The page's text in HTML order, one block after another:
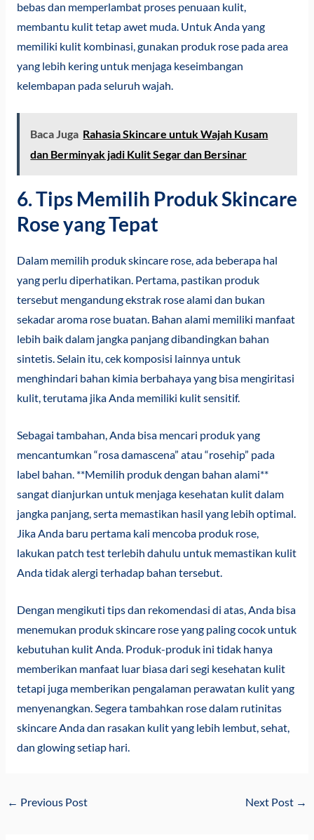
bebas dan memperlambat proses penuaan kulit,
membantu kulit tetap awet muda. Untuk Anda yang
memiliki kulit kombinasi, gunakan produk rose pada area
yang lebih kering untuk menjaga keseimbangan
kelembapan pada seluruh wajah.
Baca Juga Rahasia Skincare untuk Wajah Kusam
dan Berminyak jadi Kulit Segar dan Bersinar
6. Tips Memilih Produk Skincare
Rose yang Tepat
Dalam memilih produk skincare rose, ada beberapa hal
yang perlu diperhatikan. Pertama, pastikan produk
tersebut mengandung ekstrak rose alami dan bukan
sekadar aroma rose buatan. Bahan alami memiliki manfaat
lebih baik dalam jangka panjang dibandingkan bahan
sintetis. Selain itu, cek komposisi lainnya untuk
menghindari bahan kimia berbahaya yang bisa mengiritasi
kulit, terutama jika Anda memiliki kulit sensitif.
Sebagai tambahan, Anda bisa mencari produk yang
mencantumkan “rosa damascena” atau “rosehip” pada
label bahan. **Memilih produk dengan bahan alami**
sangat dianjurkan untuk menjaga kesehatan kulit dalam
jangka panjang, serta memastikan hasil yang lebih optimal.
Jika Anda baru pertama kali mencoba produk rose,
lakukan patch test terlebih dahulu untuk memastikan kulit
Anda tidak alergi terhadap bahan tersebut.
Dengan mengikuti tips dan rekomendasi di atas, Anda bisa
menemukan produk skincare rose yang paling cocok untuk
kebutuhan kulit Anda. Produk-produk ini tidak hanya
memberikan manfaat luar biasa dari segi kesehatan kulit
tetapi juga memberikan pengalaman perawatan kulit yang
menyenangkan. Segera tambahkan rose dalam rutinitas
skincare Anda dan rasakan kulit yang lebih lembut, sehat,
dan glowing setiap hari.
← Previous Post Next Post →